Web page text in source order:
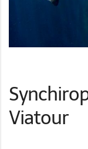
Viatour